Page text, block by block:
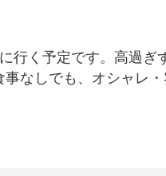
行く予定です。高過
事なしでも、オシャレ